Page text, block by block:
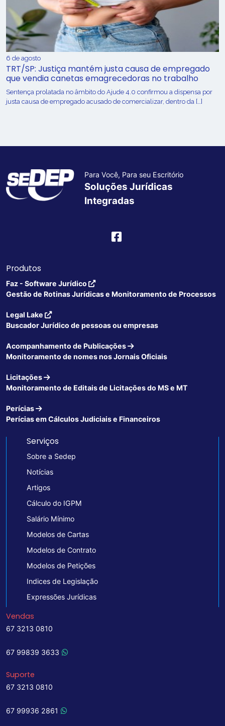
6 de agosto
TRT/SP: Justiça mantém justa causa de empregado
que vendia canetas emagrecedoras no trabalho
Sentença prolatada no âmbito do Ajude 4.0 confirmou a dispensa por
justa causa de empregado acusado de comercializar, dentro da […]
Para Você, Para seu Escritório
Soluções Jurídicas
Integradas
Produtos
Faz - Software Jurídico
Gestão de Rotinas Jurídicas e Monitoramento de Processos
Legal Lake
Buscador Jurídico de pessoas ou empresas
Acompanhamento de Publicações
Monitoramento de nomes nos Jornais Oficiais
Licitações
Monitoramento de Editais de Licitações do MS e MT
Perícias
Perícias em Cálculos Judiciais e Financeiros
Serviços
Sobre a Sedep
Notícias
Artigos
Cálculo do IGPM
Salário Mínimo
Modelos de Cartas
Modelos de Contrato
Modelos de Petições
Indices de Legislação
Expressões Jurídicas
Vendas
67 3213 0810
67 99839 3633
Suporte
67 3213 0810
67 99936 2861